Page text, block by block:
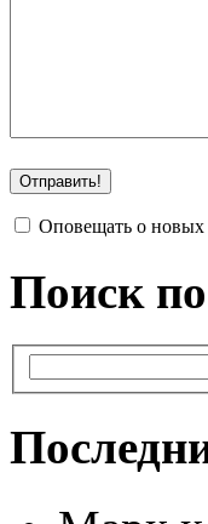
Оповещать о новых
Поиск